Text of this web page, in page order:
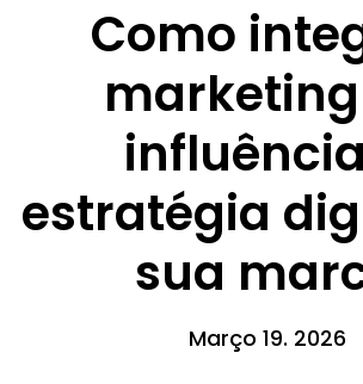
Como
estratégia
sua
Março 19. 2026